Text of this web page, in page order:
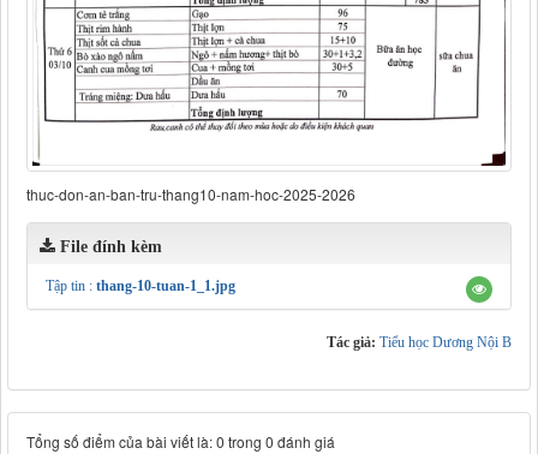
thuc-don-an-ban-tru-thang10-nam-hoc-2025-2026
File đính kèm
Tập tin : thang-10-tuan-1_1.jpg
Tác giả: Tiểu học Dương Nội B
Tổng số điểm của bài viết là: 0 trong 0 đánh giá